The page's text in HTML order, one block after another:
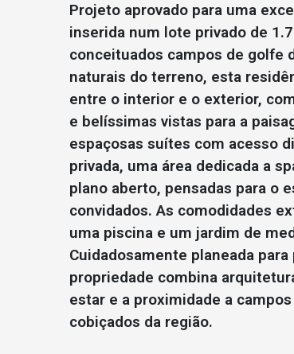
Projeto aprovado para uma
inserida num lote privado de
conceituados campos de golfe
naturais do terreno, esta
entre o interior e o exterior,
e belíssimas vistas para a
espaçosas suítes com acesso
privada, uma área dedicada a
plano aberto, pensadas para o
convidados. As comodidades
uma piscina e um jardim de
Cuidadosamente planeada
propriedade combina
estar e a proximidade a
cobiçados da região.